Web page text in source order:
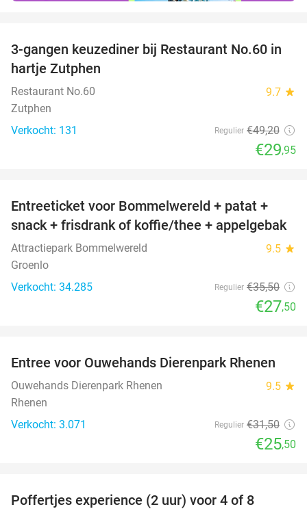
39%
3-gangen keuzediner bij Restaurant No.60 in
hartje Zutphen
Restaurant No.60 9.7 star
Zutphen
Verkocht: 131
Regulier €49,20
€29,95
23%
Entreeticket voor Bommelwereld + patat +
snack + frisdrank of koffie/thee + appelgebak
Attractiepark Bommelwereld 9.5 star
Groenlo
Verkocht: 34.285
Regulier €35,50
€27,50
19%
Entree voor Ouwehands Dierenpark Rhenen
Ouwehands Dierenpark Rhenen 9.5 star
Rhenen
Verkocht: 3.071
Regulier €31,50
€25,50
Poffertjes experience (2 uur) voor 4 of 8